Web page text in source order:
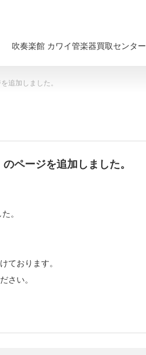
吹奏楽館 カワイ管楽器買取センター
追加しました。
ページを追加しました。
。
ております。
さい。